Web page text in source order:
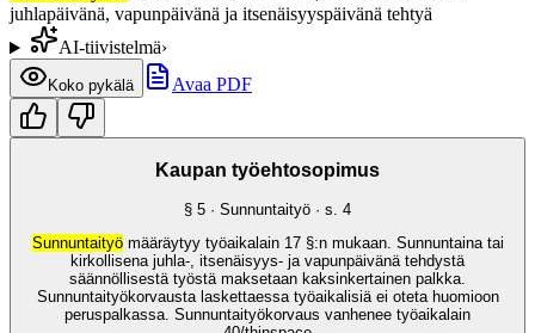
juhlapäivänä, vapunpäivänä ja itsenäisyyspäivänä tehtyä
AI-tiivistelmä›
Koko pykälä Avaa PDF
Kaupan työehtosopimus
§ 5 · Sunnuntaityö · s. 4
Sunnuntaityömääräytyy työaikalain 17 §:n mukaan. Sunnuntaina tai
kirkollisena juhla-, itsenäisyys- ja vapunpäivänä tehdystä
säännöllisestä työstä maksetaan kaksinkertainen palkka.
Sunnuntaityökorvausta laskettaessa työaikalisiä ei oteta huomioon
peruspalkassa. Sunnuntaityökorvaus vanhenee työaikalain